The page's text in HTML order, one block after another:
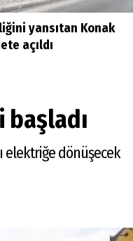
yansıtan Konak
açıldı
elektriğe dönüşecek